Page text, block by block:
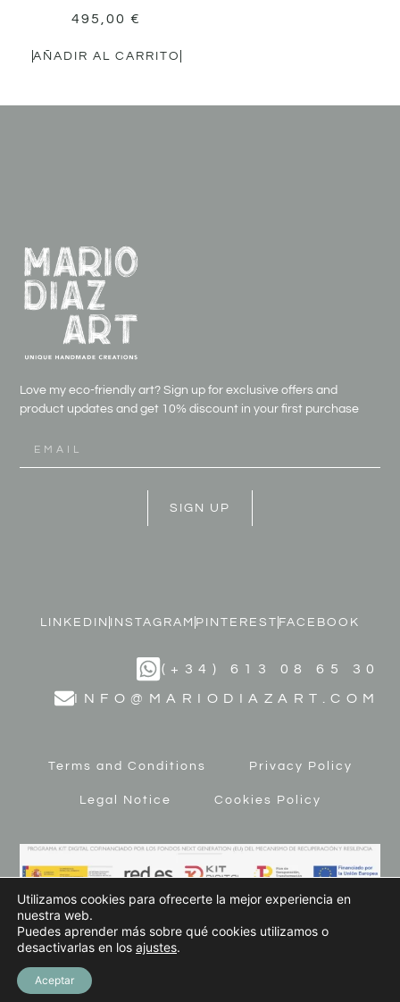
495,00€
AÑADIR AL CARRITO
Love my eco-friendly art? Sign up for exclusive offers and
product updates and get 10% discount in your first purchase
SIGN UP
LINKEDIN INSTAGRAM PINTEREST FACEBOOK
(+34) 613 08 65 30
INFO@MARIODIAZART.COM
Terms and Conditions Privacy Policy
Legal Notice Cookies Policy
© 2023 MARIO DÍAZ ART. All Rights Reserved
Utilizamos cookies para ofrecerte la mejor experiencia en
nuestra web.
Puedes aprender más sobre qué cookies utilizamos o
desactivarlas en los ajustes.
Aceptar